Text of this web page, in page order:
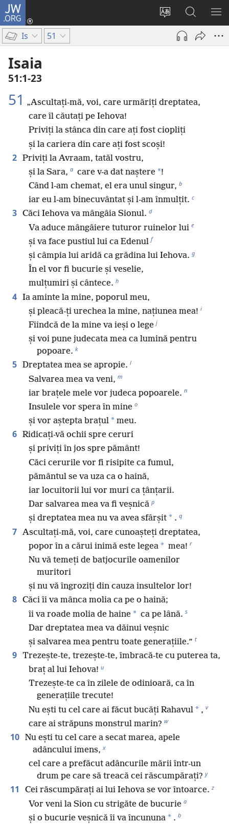
JW.ORG
Schimbaţi
limba
site-
Conectează-
deschide
Căutați
pe
JW.ORG
Is 51
Isaia
51:1-23
51 „Ascultați-mă, voi, care urmăriți dreptatea,
care îl căutați pe Iehova!
Priviți la stânca din care ați fost ciopliți
și la cariera din care ați fost scoși!
2 Priviți la Avraam, tatăl vostru,
și la Sara, a care v-a dat naștere *!
Când l-am chemat, el era unul singur, b
iar eu l-am binecuvântat și l-am înmulțit. c
3 Căci Iehova va mângâia Sionul. d
Va aduce mângâiere tuturor ruinelor lui e
și va face pustiul lui ca Edenul f
și câmpia lui aridă ca grădina lui Iehova. g
În el vor fi bucurie și veselie,
mulțumiri și cântece. h
4 Ia aminte la mine, poporul meu,
și pleacă-ți urechea la mine, națiunea mea! i
Fiindcă de la mine va ieși o lege j
și voi pune judecata mea ca lumină pentru
popoare. k
5 Dreptatea mea se apropie. l
Salvarea mea va veni, m
iar brațele mele vor judeca popoarele. n
Insulele vor spera în mine o
și vor aștepta brațul * meu.
6 Ridicați-vă ochii spre ceruri
și priviți în jos spre pământ!
Căci cerurile vor fi risipite ca fumul,
pământul se va uza ca o haină,
iar locuitorii lui vor muri ca țânțarii.
Dar salvarea mea va fi veșnică p
și dreptatea mea nu va avea sfârșit * . q
7 Ascultați-mă, voi, care cunoașteți dreptatea,
popor în a cărui inimă este legea * mea! r
Nu vă temeți de batjocurile oamenilor
muritori
și nu vă îngroziți din cauza insultelor lor!
8 Căci îi va mânca molia ca pe o haină;
îi va roade molia de haine * ca pe lână. s
Dar dreptatea mea va dăinui veșnic
și salvarea mea pentru toate generațiile.” t
9 Trezește-te, trezește-te, îmbracă-te cu puterea ta,
braț al lui Iehova! u
Trezește-te ca în zilele de odinioară, ca în
generațiile trecute!
Nu ești tu cel care ai făcut bucăți Rahavul * , v
care ai străpuns monstrul marin? w
10 Nu ești tu cel care a secat marea, apele
adâncului imens, x
cel care a prefăcut adâncurile mării într-un
drum pe care să treacă cei răscumpărați? y
11 Cei răscumpărați ai lui Iehova se vor întoarce. z
Vor veni la Sion cu strigăte de bucurie a
și o bucurie veșnică îi va încununa * . b